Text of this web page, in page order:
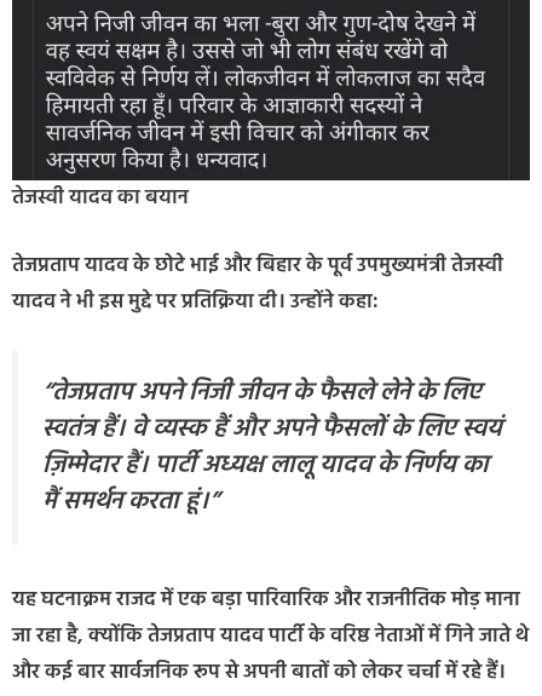
तेजस्वी यादव का बयान
तेजप्रताप यादव के छोटे भाई और बिहार के पूर्व उपमुख्यमंत्री तेजस्वी
यादव ने भी इस मुद्दे पर प्रतिक्रिया दी। उन्होंने कहा:
“तेजप्रताप अपने निजी जीवन के फैसले लेने के लिए
स्वतंत्र हैं। वे व्यस्क हैं और अपने फैसलों के लिए स्वयं
ज़िम्मेदार हैं। पार्टी अध्यक्ष लालू यादव के निर्णय का
मैं समर्थन करता हूं।”
यह घटनाक्रम राजद में एक बड़ा पारिवारिक और राजनीतिक मोड़ माना
जा रहा है, क्योंकि तेजप्रताप यादव पार्टी के वरिष्ठ नेताओं में गिने जाते थे
और कई बार सार्वजनिक रूप से अपनी बातों को लेकर चर्चा में रहे हैं।